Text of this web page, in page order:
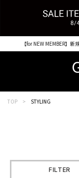
【for NEW MEMBER
TOP STYLING
FILTER